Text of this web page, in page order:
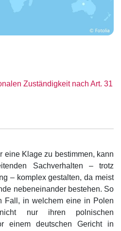
Zuständigkeit nach Art. 31
eine Klage zu bestimmen, kann
Sachverhalten – trotz
– komplex gestalten, da meist
nebeneinander bestehen. So
Fall, in welchem eine in Polen
nur ihren polnischen
einem deutschen Gericht in